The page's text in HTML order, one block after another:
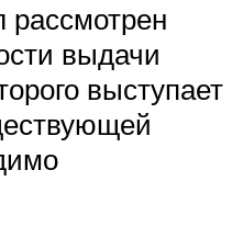
выдачи
выступает